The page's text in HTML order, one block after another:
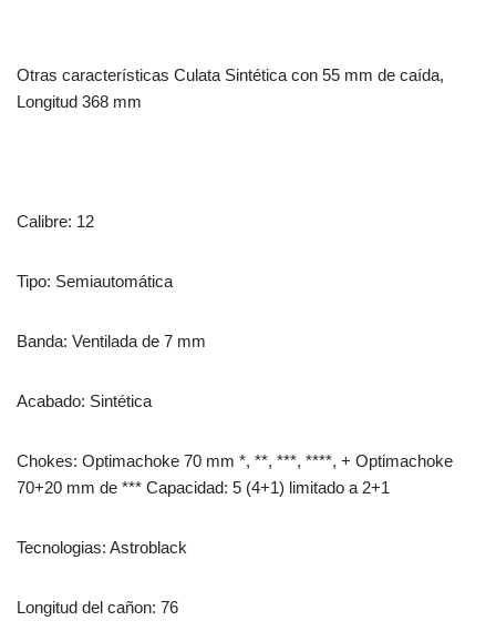
Otras características Culata Sintética con 55 mm de caída,
Longitud 368 mm
Calibre: 12
Tipo: Semiautomática
Banda: Ventilada de 7 mm
Acabado: Sintética
Chokes: Optimachoke 70 mm *, **, ***, ****, + Optimachoke
70+20 mm de *** Capacidad: 5 (4+1) limitado a 2+1
Tecnologias: Astroblack
Longitud del cañon: 76